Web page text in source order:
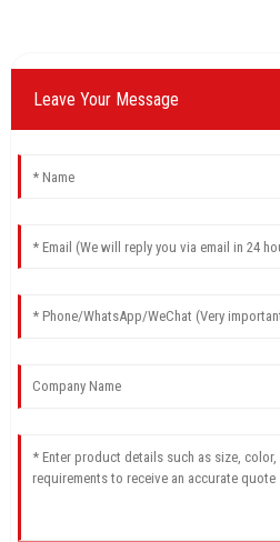
Leave Your Message